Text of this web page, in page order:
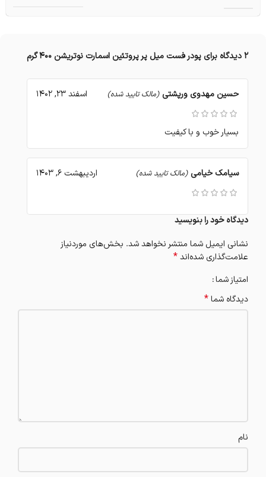
2 دیدگاه برای پودر فست میل پر پروتئین اسمارت نوتریشن 400 گرم
حسین مهدوی ورپشتی (مالک تایید شده) اسفند 23, 1402
بسیار خوب و با کیفیت
سیامک خیامی (مالک تایید شده) اردیبهشت 6, 1403
دیدگاه خود را بنویسید
نشانی ایمیل شما منتشر نخواهد شد. بخش‌های موردنیاز
علامت‌گذاری شده‌اند*
امتیاز شما
دیدگاه شما*
نام